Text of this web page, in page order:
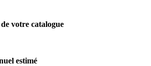
votre catalogue
estimé